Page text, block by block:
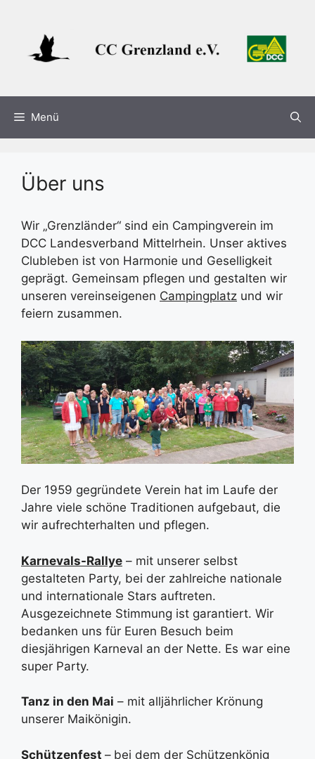
springen
Menü
Über uns
Wir „Grenzländer“ sind ein Campingverein im
DCC Landesverband Mittelrhein. Unser aktives
Clubleben ist von Harmonie und Geselligkeit
geprägt. Gemeinsam pflegen und gestalten wir
unseren vereinseigenen Campingplatz und wir
feiern zusammen.
Der 1959 gegründete Verein hat im Laufe der
Jahre viele schöne Traditionen aufgebaut, die
wir aufrechterhalten und pflegen.
Karnevals-Rallye – mit unserer selbst
gestalteten Party, bei der zahlreiche nationale
und internationale Stars auftreten.
Ausgezeichnete Stimmung ist garantiert. Wir
bedanken uns für Euren Besuch beim
diesjährigen Karneval an der Nette. Es war eine
super Party.
Tanz in den Mai – mit alljährlicher Krönung
unserer Maikönigin.
Schützenfest – bei dem der Schützenkönig